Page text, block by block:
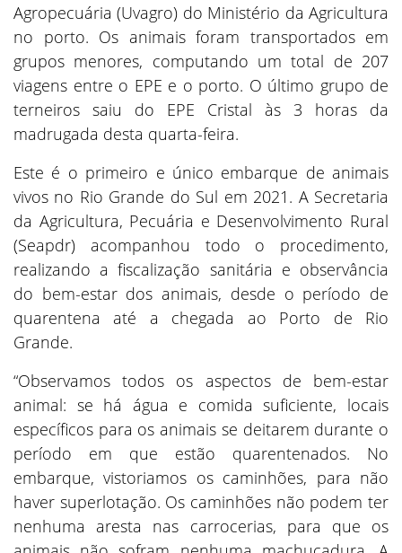
Agropecuária (Uvagro) do Ministério da Agricultura
no porto. Os animais foram transportados em
grupos menores, computando um total de 207
viagens entre o EPE e o porto. O último grupo de
terneiros saiu do EPE Cristal às 3 horas da
madrugada desta quarta-feira.
Este é o primeiro e único embarque de animais
vivos no Rio Grande do Sul em 2021. A Secretaria
da Agricultura, Pecuária e Desenvolvimento Rural
(Seapdr) acompanhou todo o procedimento,
realizando a fiscalização sanitária e observância
do bem-estar dos animais, desde o período de
quarentena até a chegada ao Porto de Rio
Grande.
“Observamos todos os aspectos de bem-estar
animal: se há água e comida suficiente, locais
específicos para os animais se deitarem durante o
período em que estão quarentenados. No
embarque, vistoriamos os caminhões, para não
haver superlotação. Os caminhões não podem ter
nenhuma aresta nas carrocerias, para que os